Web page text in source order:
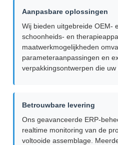
Aanpasbare oplossingen
Wij bieden uitgebreide OEM-
schoonheids- en
maatwerkmogelijkheden
parameteraanpassingen en
verpakkingsontwerpen die
Betrouwbare levering
Ons geavanceerde ERP-
realtime monitoring van de
voltooide assemblage.